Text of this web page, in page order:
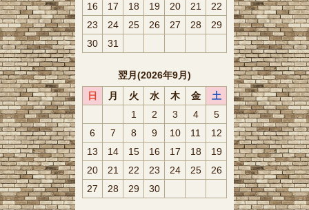
16
17 18 19 20 21
22
23
24 25 26 27 28
29
30
31
翌月(2026年9月)
日
月 火 水 木 金
土
1
2 3 4
5
6
7 8 9 10 11
12
13
14 15 16 17 18
19
20
21 22 23 24 25
26
27
28 29 30